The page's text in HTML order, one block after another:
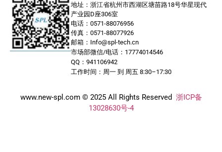
地址：浙江省杭州市西湖区塘苗路18号华星现代
产业园D座306室
电话：0571-88076956
传真：0571-88077926
邮箱：Info@spl-tech.cn
市场部微信/电话：17774014546
QQ：941106942
工作时间：周一 到 周五 8:30–17:30
www.new-spl.com © 2025 All Rights Reserved 浙ICP备
13028630号-4